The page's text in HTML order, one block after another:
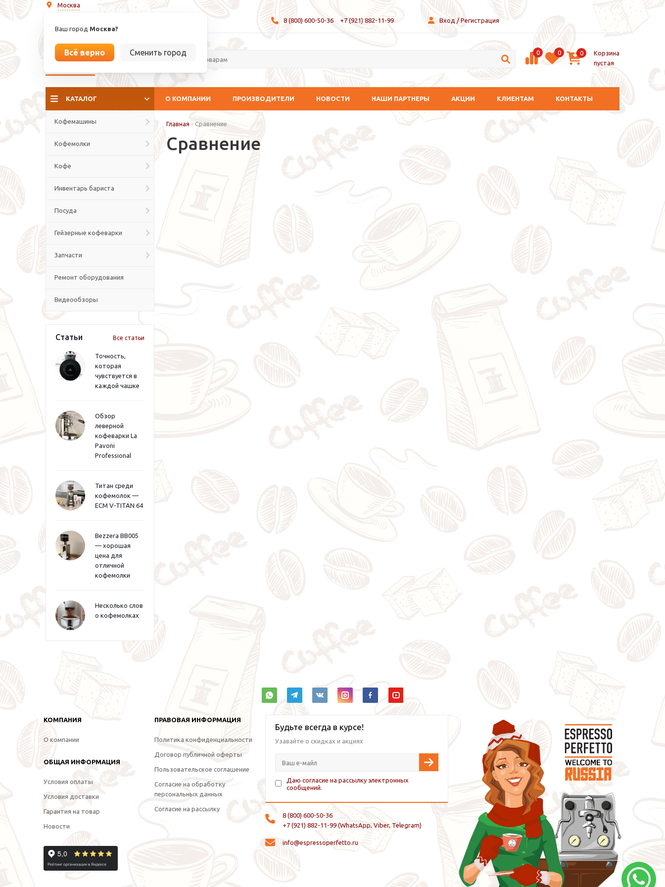
Москва
Ваш город Москва?
Всё верно Сменить город
8 (800) 600-50-36 +7 (921) 882-11-99 Вход / Регистрация
La culture del caffé 0 0 0
Корзина
пустая
КАТАЛОГ О КОМПАНИИ ПРОИЗВОДИТЕЛИ НОВОСТИ НАШИ ПАРТНЕРЫ АКЦИИ КЛИЕНТАМ КОНТАКТЫ
Кофемашины
Кофемолки
Кофе
Инвентарь бариста
Посуда
Гейзерные кофеварки
Запчасти
Ремонт оборудования
Видеообзоры
Статьи Все статьи
Точность,
которая
чувствуется в
каждой чашке
Обзор
леверной
кофеварки La
Pavoni
Professional
Титан среди
кофемолок —
ECM V-TITAN 64
Bezzera BB005
— хорошая
цена для
отличной
кофемолки
Несколько слов
о кофемолках
Главная - Сравнение
Сравнение
КОМПАНИЯ
О компании
ОБЩАЯ ИНФОРМАЦИЯ
Условия оплаты
Условия доставки
Гарантия на товар
Новости
ПРАВОВАЯ ИНФОРМАЦИЯ
Политика конфиденциальности
Договор публичной оферты
Пользовательское соглашение
Согласие на обработку
персональных данных
Согласие на рассылку
Будьте всегда в курсе!
Узавайте о скидках и акциях
Даю согласие на рассылку электронных
сообщений.
8 (800) 600-50-36
+7 (921) 882-11-99 (WhatsApp, Viber, Telegram)
info@espressoperfetto.ru